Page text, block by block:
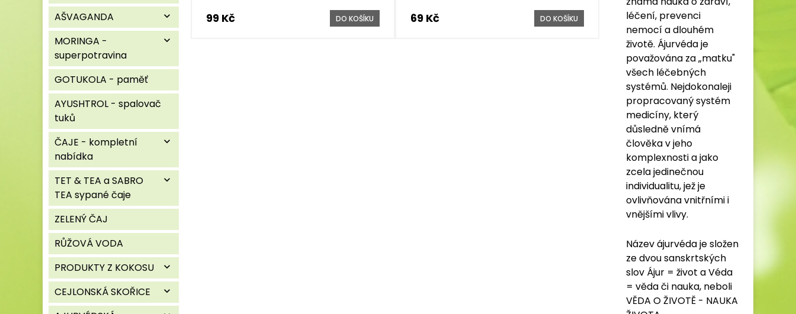
AŠVAGANDA expand_more
MORINGA -
superpotravina
expand_more
GOTUKOLA - paměť
AYUSHTROL - spalovač
tuků
ČAJE - kompletní
nabídka
expand_more
TET & TEA a SABRO
TEA sypané čaje
expand_more
ZELENÝ ČAJ
RŮŽOVÁ VODA
PRODUKTY Z KOKOSU
expand_more
CEJLONSKÁ SKOŘICE expand_more
99 Kč DO KOŠÍKU 69 Kč DO KOŠÍKU
léčení, prevenci
nemocí a dlouhém
životě. Ájurvéda je
považována za „matku"
všech léčebných
systémů. Nejdokonaleji
propracovaný systém
medicíny, který
důsledně vnímá
člověka v jeho
komplexnosti a jako
zcela jedinečnou
individualitu, jež je
ovlivňována vnitřními i
vnějšími vlivy.
Název ájurvéda je složen
ze dvou sanskrtských
slov Ájur = život a Véda
= věda či nauka, neboli
VĚDA O ŽIVOTĚ - NAUKA